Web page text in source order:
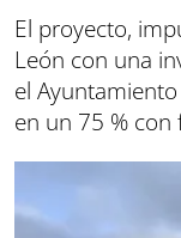
El proyecto,
León con una
el
en un 75 %